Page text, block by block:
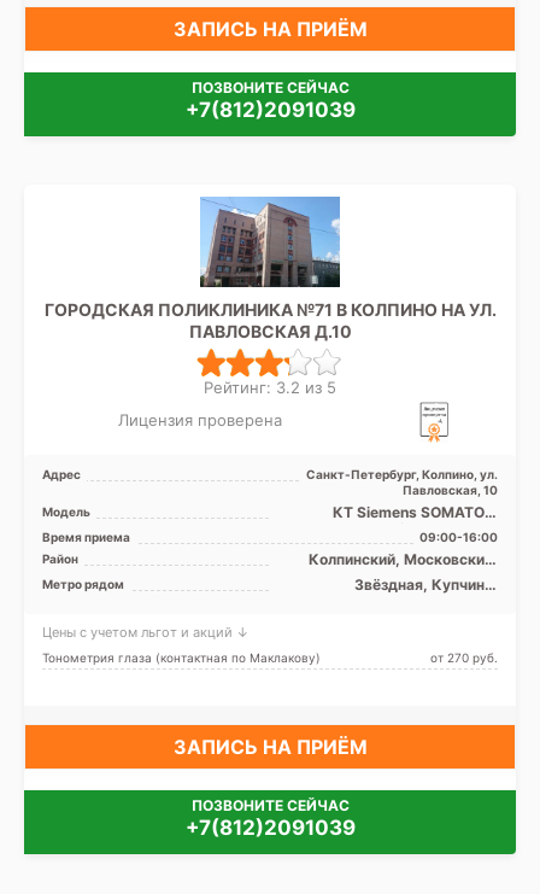
ЗАПИСЬ НА ПРИЁМ
ПОЗВОНИТЕ СЕЙЧАС
+7(812)2091039
ГОРОДСКАЯ ПОЛИКЛИНИКА №71 В КОЛПИНО НА УЛ.
ПАВЛОВСКАЯ Д.10
Рейтинг: 3.2 из 5
Лицензия проверена
Адрес
Санкт-Петербург, Колпино, ул.
Павловская, 10
Модель
КТ Siemens SOMATOM
Sensation 40 срезов
Время приема
09:00-16:00
Район
Колпинский, Московский,
Пушкинский, Лен. область
Метро рядом
Звёздная, Купчино,
Цены с учетом льгот и акций ↓
Тонометрия глаза (контактная по Маклакову) от 270 pуб.
ЗАПИСЬ НА ПРИЁМ
ПОЗВОНИТЕ СЕЙЧАС
+7(812)2091039